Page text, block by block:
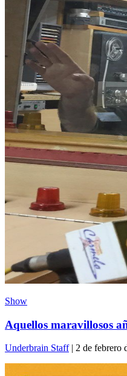
Show
Aquellos maravillosos
Underbrain Staff| 2 de febrero